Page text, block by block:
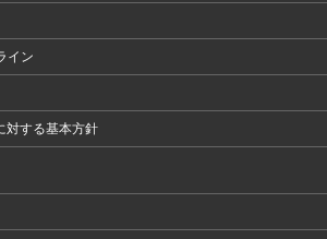
イン
対する基本方針